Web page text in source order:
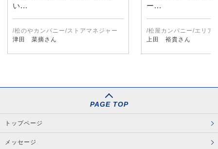
い...
/松のやカンパニー/ストアマネジャー
津田 菜摘さん
ー...
/松屋カンパニー/エリア
上田 裕貴さん
PAGE TOP
トップページ
メッセージ